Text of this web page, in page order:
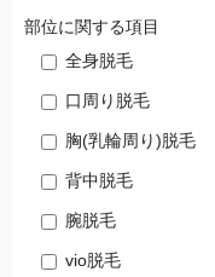
部位に関する項目
全身脱毛
口周り脱毛
胸(乳輪周り)脱毛
背中脱毛
腕脱毛
vio脱毛